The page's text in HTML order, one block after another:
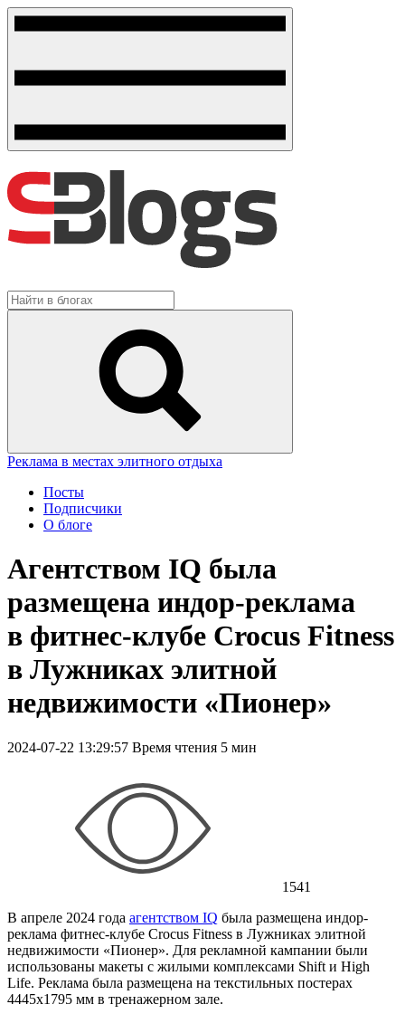
Реклама в местах элитного отдыха
Посты
Подписчики
О блоге
Агентством IQ была
размещена индор-реклама
в фитнес-клубе Crocus Fitness
в Лужниках элитной
недвижимости «Пионер»
2024-07-22 13:29:57 Время чтения 5 мин
1541
В апреле 2024 года агентством IQ была размещена индор-
реклама фитнес-клубе Crocus Fitness в Лужниках элитной
недвижимости «Пионер». Для рекламной кампании были
использованы макеты с жилыми комплексами Shift и High
Life. Реклама была размещена на текстильных постерах
4445х1795 мм в тренажерном зале.